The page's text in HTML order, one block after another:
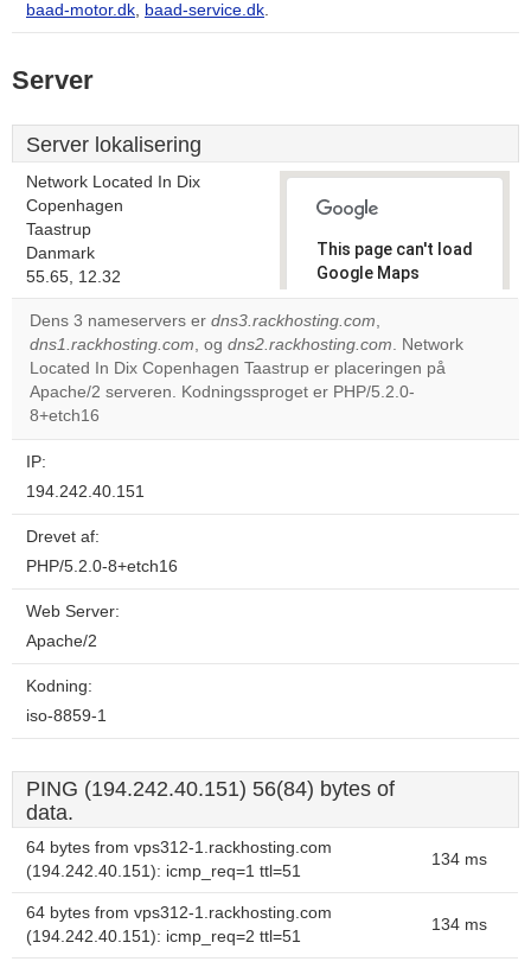
baad-motor.dk, baad-service.dk.
Server
Server lokalisering
Network Located In Dix
Copenhagen
Taastrup
Danmark
55.65, 12.32
This page can't load
Google Maps
correctly.
Do you
own this
website?
Dens 3 nameservers er dns3.rackhosting.com,
dns1.rackhosting.com, og dns2.rackhosting.com. Network
Located In Dix Copenhagen Taastrup er placeringen på
Apache/2 serveren. Kodningssproget er PHP/5.2.0-
8+etch16
IP:
194.242.40.151
Drevet af:
PHP/5.2.0-8+etch16
Web Server:
Apache/2
Kodning:
iso-8859-1
PING (194.242.40.151) 56(84) bytes of
data.
64 bytes from vps312-1.rackhosting.com
(194.242.40.151): icmp_req=1 ttl=51
134 ms
64 bytes from vps312-1.rackhosting.com
(194.242.40.151): icmp_req=2 ttl=51
134 ms